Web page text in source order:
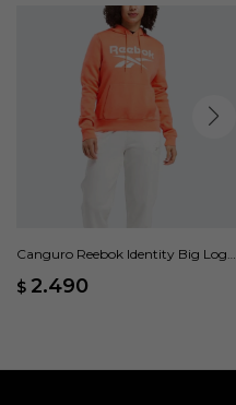
Canguro Reebok Identity Big Logo
$ 2.490